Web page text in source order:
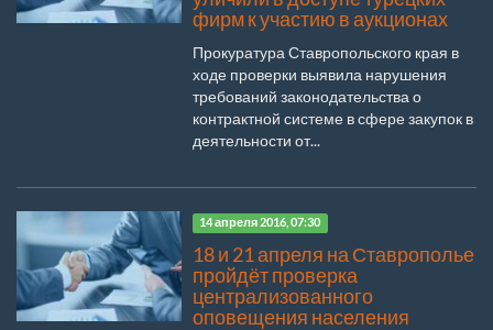
фирм к участию в аукционах
Прокуратура Ставропольского края в
ходе проверки выявила нарушения
требований законодательства о
контрактной системе в сфере закупок в
деятельности от...
14 апреля 2016, 07:30
18 и 21 апреля на Ставрополье
пройдёт проверка
централизованного
оповещения населения